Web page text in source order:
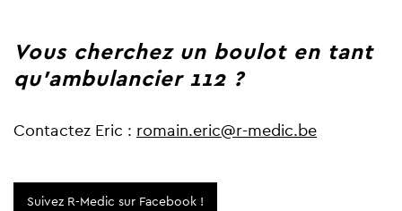
Vous cherchez un boulot en tant
qu'ambulancier 112 ?
Contactez Eric : romain.eric@r-medic.be
Suivez R-Medic sur Facebook !